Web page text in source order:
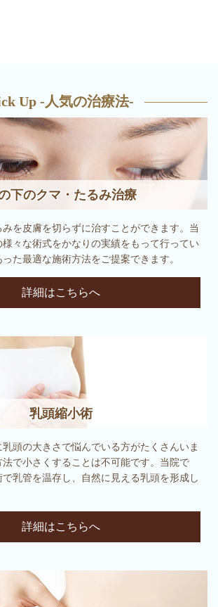
Up -人気の治療法-
下のクマ・たるみ治療
を皮膚を切らずに治すことができます。当
様々な術式をかなりの実績をもって行ってい
た最適な施術方法をご提案できます。
詳細はこちらへ
乳頭縮小術
頭の大きさで悩んでいる方がたくさんいま
で小さくすることは不可能です。当院で
乳管を温存し、自然に見える乳頭を形成し
詳細はこちらへ